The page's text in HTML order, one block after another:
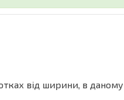
від ширини, в